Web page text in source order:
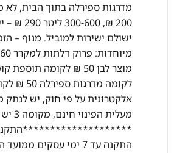
ישולם ישירות למוביל. מנוף –
התקנה עד 7 ימי עסקים ממועד האספקה. רוצים מידע נוסף? התקשרו אלינו ונשמח לעזור בכל שאלה